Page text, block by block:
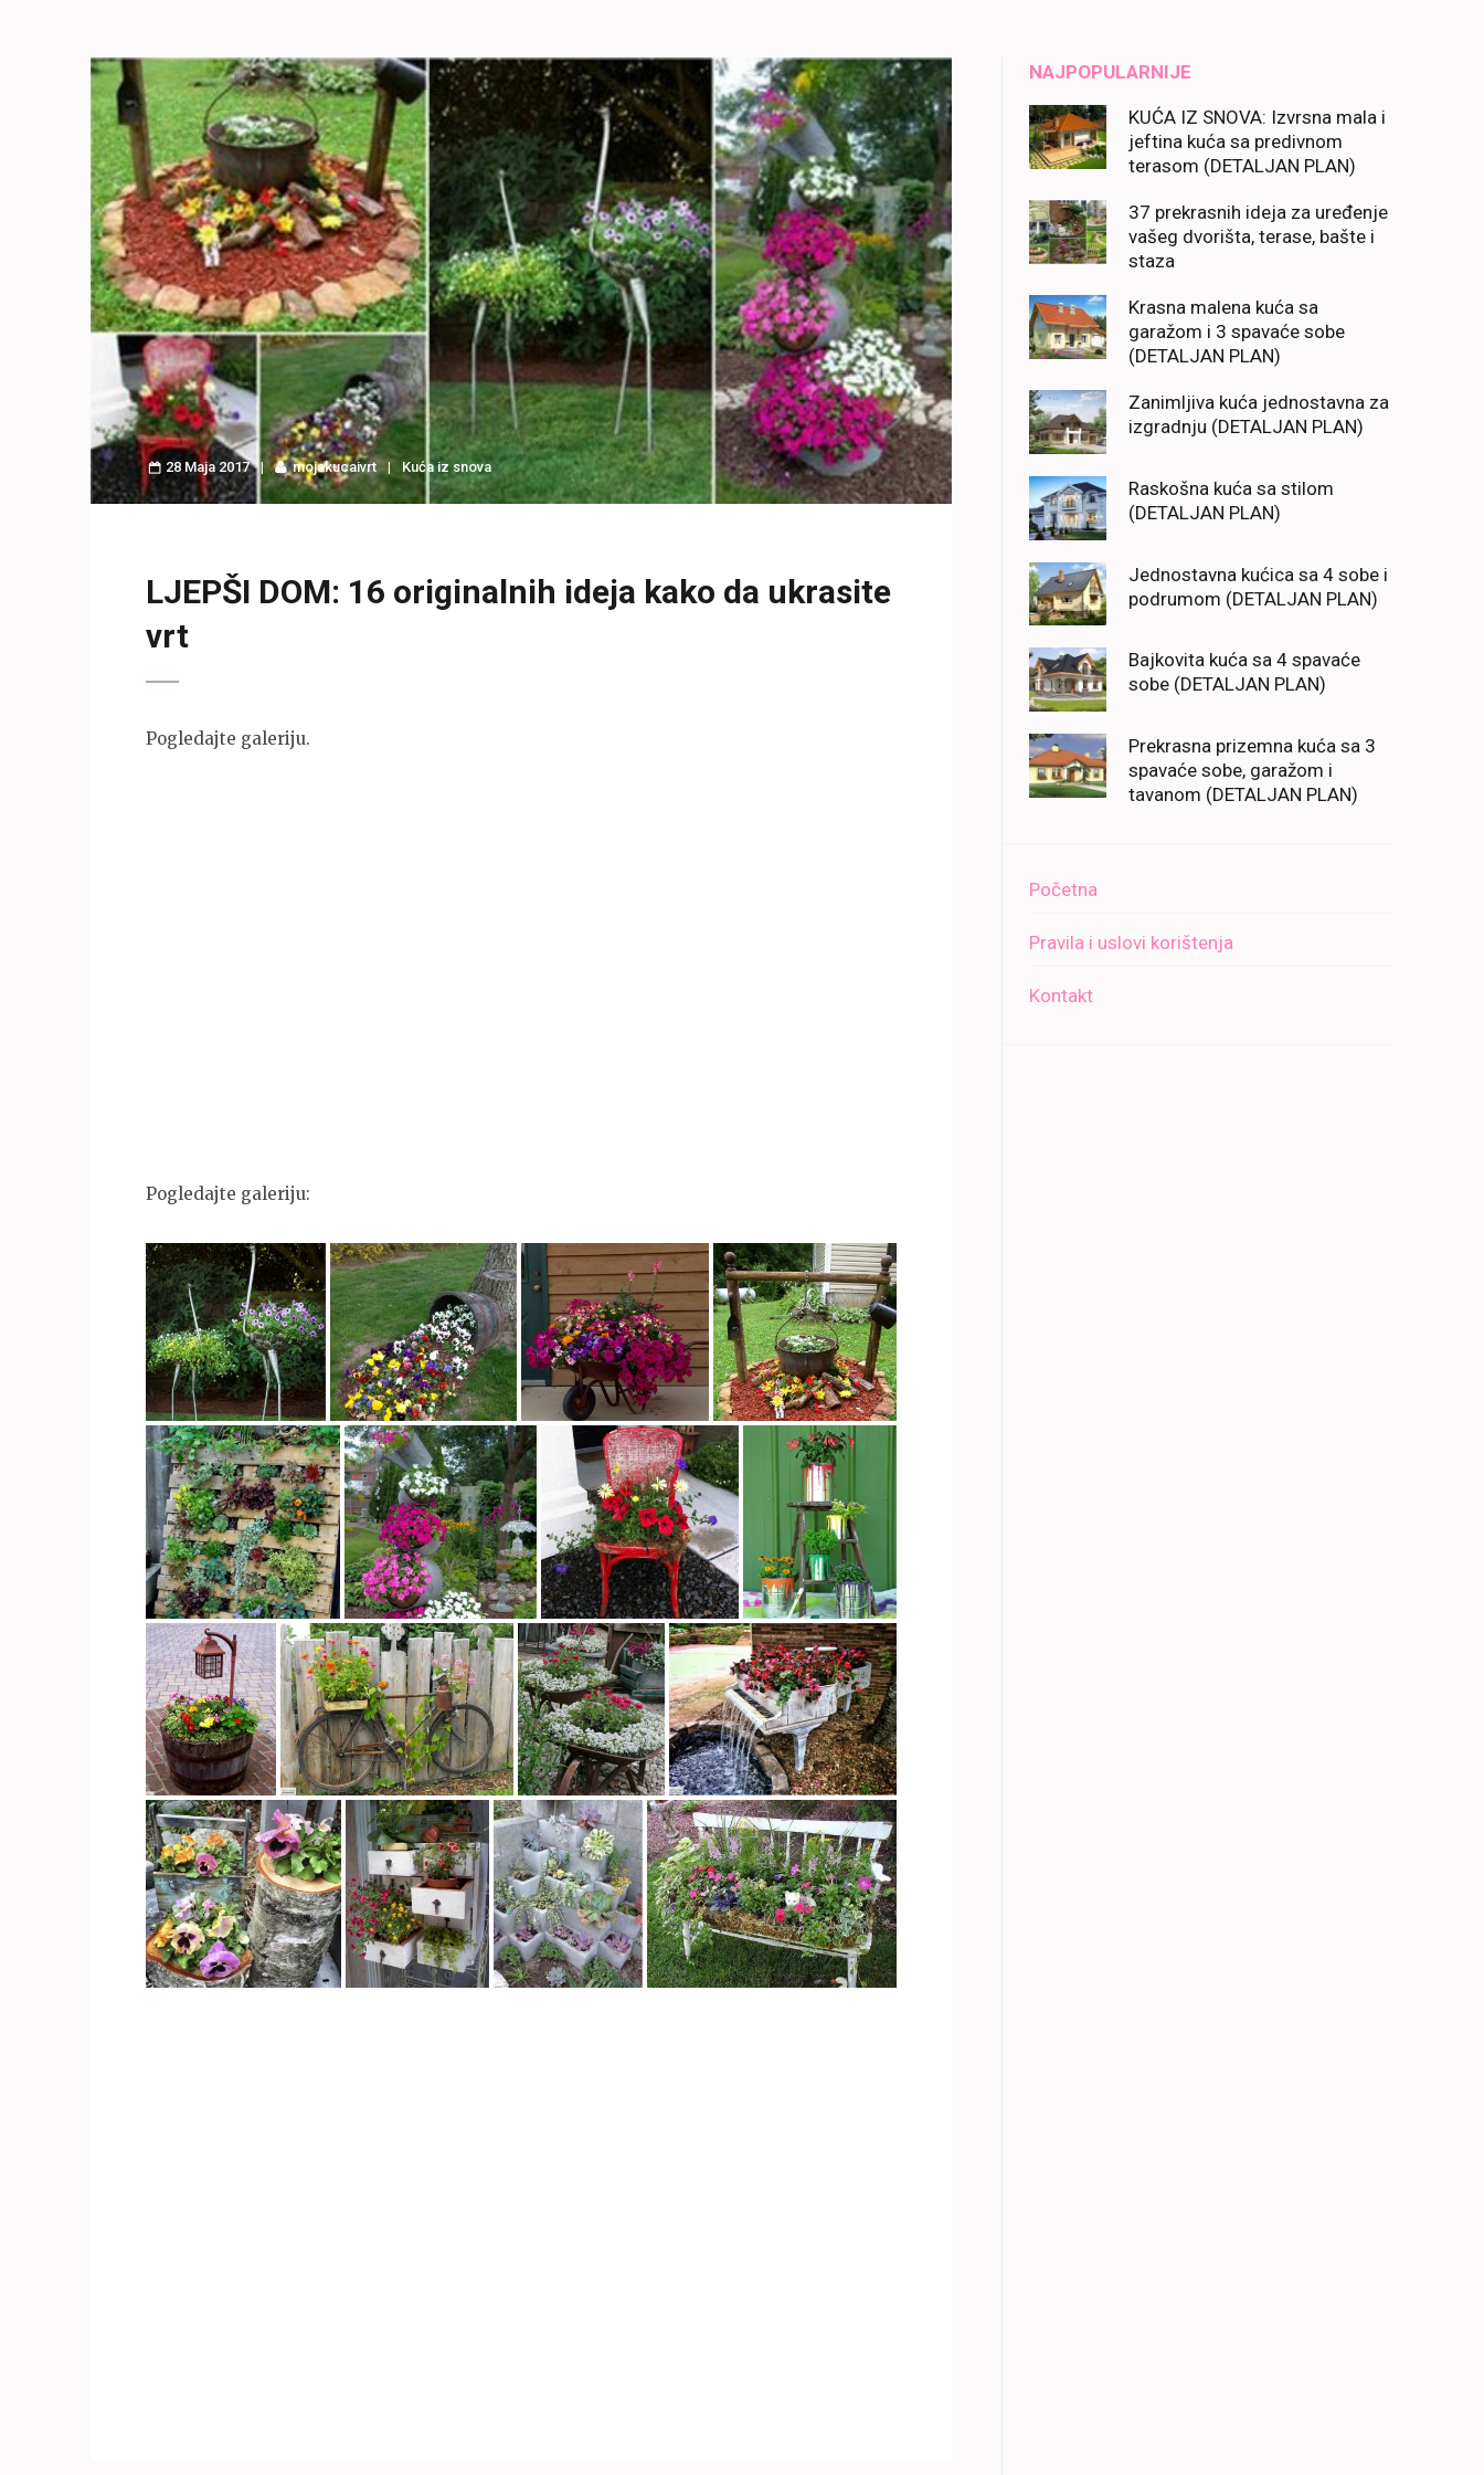
28 Maja 2017 mojakucaivrt Kuća iz snova
LJEPŠI DOM: 16 originalnih ideja kako da ukrasite
vrt
Pogledajte galeriju.
Pogledajte galeriju:
NAJPOPULARNIJE
KUĆA IZ SNOVA: Izvrsna mala i
jeftina kuća sa predivnom
terasom (DETALJAN PLAN)
37 prekrasnih ideja za uređenje
vašeg dvorišta, terase, bašte i
staza
Krasna malena kuća sa
garažom i 3 spavaće sobe
(DETALJAN PLAN)
Zanimljiva kuća jednostavna za
izgradnju (DETALJAN PLAN)
Raskošna kuća sa stilom
(DETALJAN PLAN)
Jednostavna kućica sa 4 sobe i
podrumom (DETALJAN PLAN)
Bajkovita kuća sa 4 spavaće
sobe (DETALJAN PLAN)
Prekrasna prizemna kuća sa 3
spavaće sobe, garažom i
tavanom (DETALJAN PLAN)
Početna
Pravila i uslovi korištenja
Kontakt